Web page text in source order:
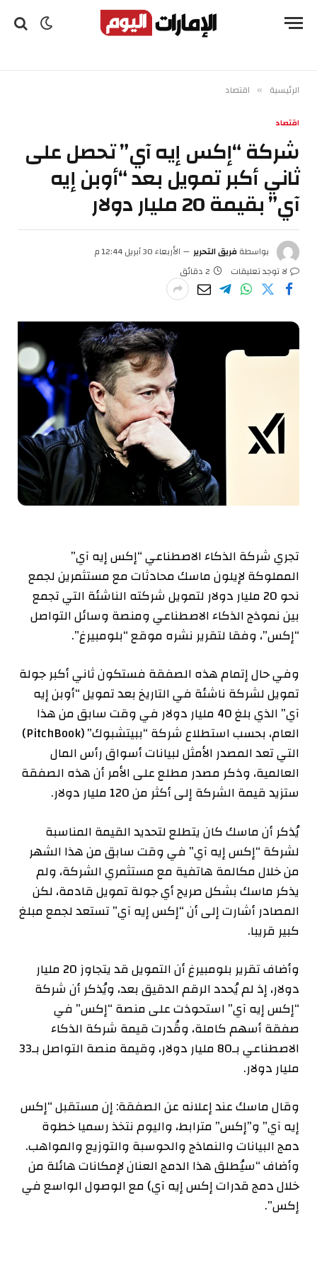
الرئيسية » اقتصاد
اقتصاد
شركة “إكس إيه آي” تحصل على
ثاني أكبر تمويل بعد “أوبن إيه
آي” بقيمة 20 مليار دولار
بواسطةفريق التحرير
الأربعاء 30 أبريل 12:44 م
لا توجد تعليقات
2 دقائق
تجري شركة الذكاء الاصطناعي “إكس إيه آي”
المملوكة لإيلون ماسك محادثات مع مستثمرين لجمع
نحو 20 مليار دولار لتمويل شركته الناشئة التي تجمع
بين نموذج الذكاء الاصطناعي ومنصة وسائل التواصل
“إكس”، وفقا لتقرير نشره موقع “بلومبيرغ”.
وفي حال إتمام هذه الصفقة فستكون ثاني أكبر جولة
تمويل لشركة ناشئة في التاريخ بعد تمويل “أوبن إيه
آي” الذي بلغ 40 مليار دولار في وقت سابق من هذا
العام، بحسب استطلاع شركة “ببيتشبوك” (PitchBook)
التي تعد المصدر الأمثل لبيانات أسواق رأس المال
العالمية، وذكر مصدر مطلع على الأمر أن هذه الصفقة
ستزيد قيمة الشركة إلى أكثر من 120 مليار دولار.
يُذكر أن ماسك كان يتطلع لتحديد القيمة المناسبة
لشركة “إكس إيه آي” في وقت سابق من هذا الشهر
من خلال مكالمة هاتفية مع مستثمري الشركة، ولم
يذكر ماسك بشكل صريح أي جولة تمويل قادمة، لكن
المصادر أشارت إلى أن “إكس إيه آي” تستعد لجمع مبلغ
كبير قريبا.
وأضاف تقرير بلومبيرغ أن التمويل قد يتجاوز 20 مليار
دولار، إذ لم يُحدد الرقم الدقيق بعد، ويُذكر أن شركة
“إكس إيه آي” استحوذت على منصة “إكس” في
صفقة أسهم كاملة، وقُدرت قيمة شركة الذكاء
الاصطناعي بـ80 مليار دولار، وقيمة منصة التواصل بـ33
مليار دولار.
وقال ماسك عند إعلانه عن الصفقة: إن مستقبل “إكس
إيه آي” و”إكس” مترابط، واليوم نتخذ رسميا خطوة
دمج البيانات والنماذج والحوسبة والتوزيع والمواهب.
وأضاف “سيُطلق هذا الدمج العنان لإمكانات هائلة من
خلال دمج قدرات إكس إيه آي) مع الوصول الواسع في
إكس”.